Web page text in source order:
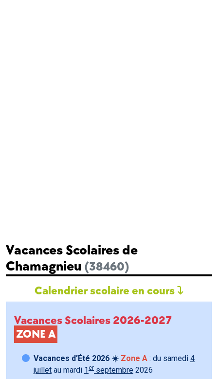
Vacances Scolaires de
Chamagnieu (38460)
Calendrier scolaire en cours
Vacances Scolaires 2026-2027
ZONE A
Vacances d’Été 2026 ☀️ Zone A : du samedi 4
juillet au mardi 1 er septembre 2026